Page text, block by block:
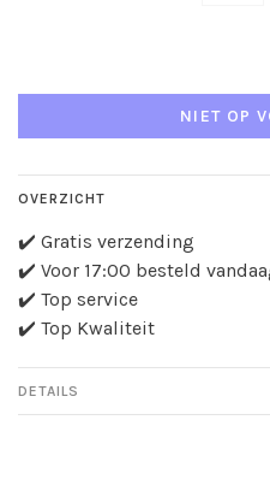
NIET OP
OVERZICHT
✔️ Gratis verzending
✔️ Voor 17:00 besteld
✔️ Top service
✔️ Top Kwaliteit
DETAILS